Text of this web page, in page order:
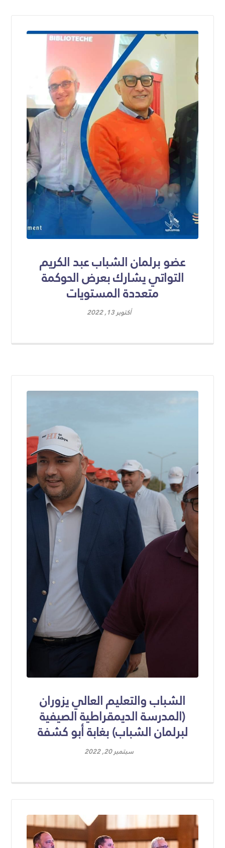
عضو برلمان الشباب عبد الكريم
التواتي يشارك بعرض الحوكمة
متعددة المستويات
أكتوبر 13, 2022
الشباب والتعليم العالي يزوران
(المدرسة الديمقراطية الصيفية
لبرلمان الشباب) بغابة أبو كشفة
سبتمبر 20, 2022